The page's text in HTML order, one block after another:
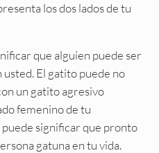
los dos lados de tu
que alguien puede ser
usted. El gatito puede no
un gatito agresivo
femenino de tu
significar que pronto
gatuna en tu vida.